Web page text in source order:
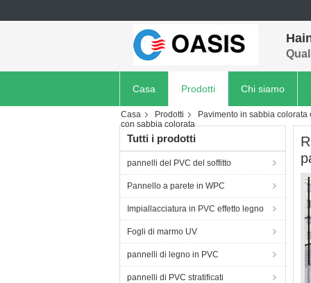
Casa Prodotti Chi siamo
Casa Prodotti Pavimento in sabbia colorata
con sabbia colorata
Tutti i prodotti
pannelli del PVC del soffitto
Pannello a parete in WPC
Impiallacciatura in PVC effetto legno
Fogli di marmo UV
pannelli di legno in PVC
pannelli di PVC stratificati